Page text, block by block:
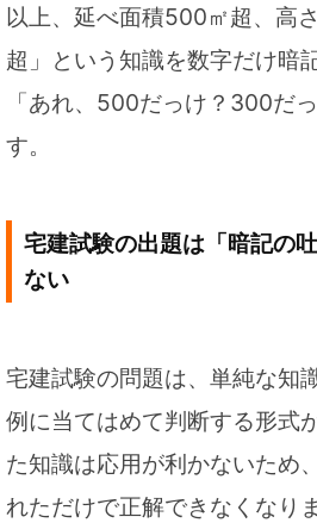
以上、延べ面積500㎡超、高
超」という知識を数字だけ暗
「あれ、500だっけ？300だ
す。
宅建試験の出題は「暗記の
ない
宅建試験の問題は、単純な知
例に当てはめて判断する形式
た知識は応用が利かないため
れただけで正解できなくなりま